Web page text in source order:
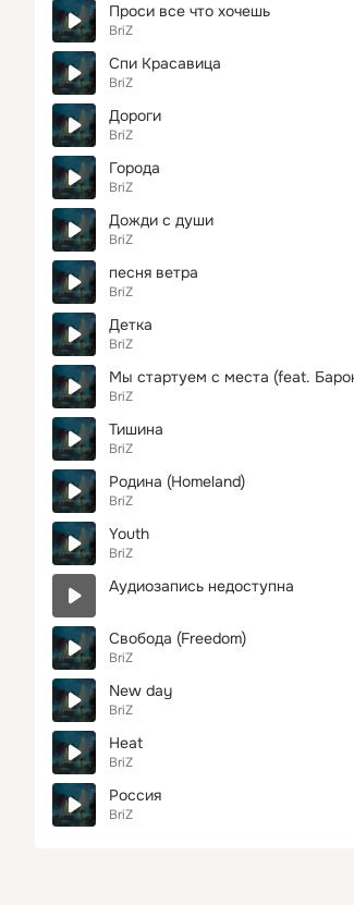
Проси все что хочешь
BriZ
Спи Красавица
BriZ
Дороги
BriZ
Города
BriZ
Дожди с души
BriZ
песня ветра
BriZ
Детка
BriZ
Мы стартуем с места (feat.
BriZ
Тишина
BriZ
Родина (Homeland)
BriZ
Youth
BriZ
Аудиозапись недоступна
Свобода (Freedom)
BriZ
New day
BriZ
Heat
BriZ
Россия
BriZ